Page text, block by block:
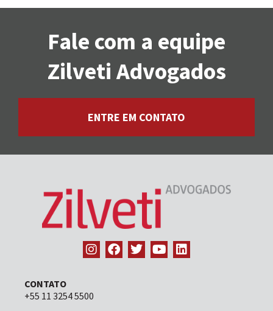
Fale com a equipe
Zilveti Advogados
ENTRE EM CONTATO
CONTATO
+55 11 3254 5500